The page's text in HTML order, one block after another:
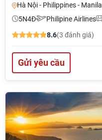
Hà Nội - Philippines - Manila
5N4Đ
Philipine Airlines
8.6(3 đánh giá)
Gửi yêu cầu